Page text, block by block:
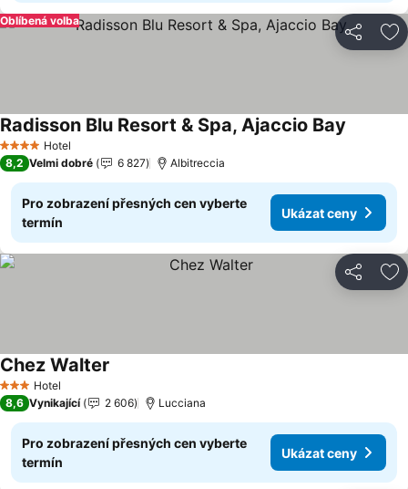
Sdílet
Oblíbená volba
4 Počet hvězdiček
Hotel
Radisson Blu Resort & Spa, Ajaccio Bay
8,2 Velmi dobré 6 827 Albitreccia
Pro zobrazení přesných cen vyberte
termín
Ukázat ceny
Sdílet
3 Počet hvězdiček
Hotel
Chez Walter
8,6 Vynikající 2 606 Lucciana
Pro zobrazení přesných cen vyberte
termín
Ukázat ceny